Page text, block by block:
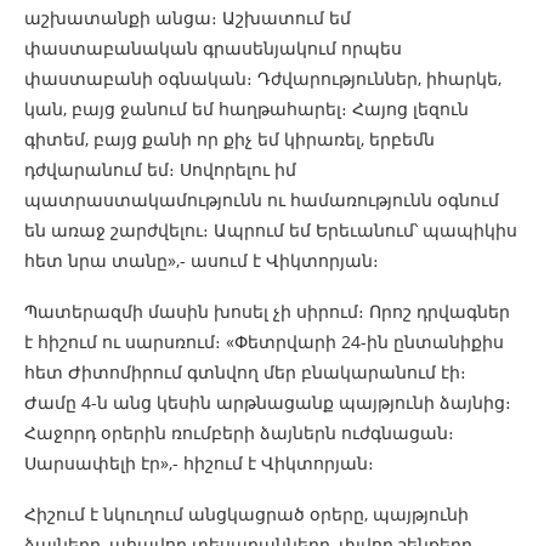
աշխատանքի անցա։ Աշխատում եմ
փաստաբանական գրասենյակում որպես
փաստաբանի օգնական։ Դժվարություններ, իհարկե,
կան, բայց ջանում եմ հաղթահարել։ Հայոց լեզուն
գիտեմ, բայց քանի որ քիչ եմ կիրառել, երբեմն
դժվարանում եմ։ Սովորելու իմ
պատրաստակամությունն ու համառությունն օգնում
են առաջ շարժվելու։ Ապրում եմ Երեւանում՝ պապիկիս
հետ նրա տանը»,- ասում է Վիկտորյան։
Պատերազմի մասին խոսել չի սիրում։ Որոշ դրվագներ
է հիշում ու սարսռում։ «Փետրվարի 24-ին ընտանիքիս
հետ Ժիտոմիրում գտնվող մեր բնակարանում էի։
Ժամը 4-ն անց կեսին արթնացանք պայթյունի ձայնից։
Հաջորդ օրերին ռումբերի ձայներն ուժգնացան։
Սարսափելի էր»,- հիշում է Վիկտորյան։
Հիշում է նկուղում անցկացրած օրերը, պայթյունի